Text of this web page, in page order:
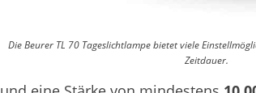
Die Beurer TL 70 Tageslichtlampe bietet viele
Zeitdauer.